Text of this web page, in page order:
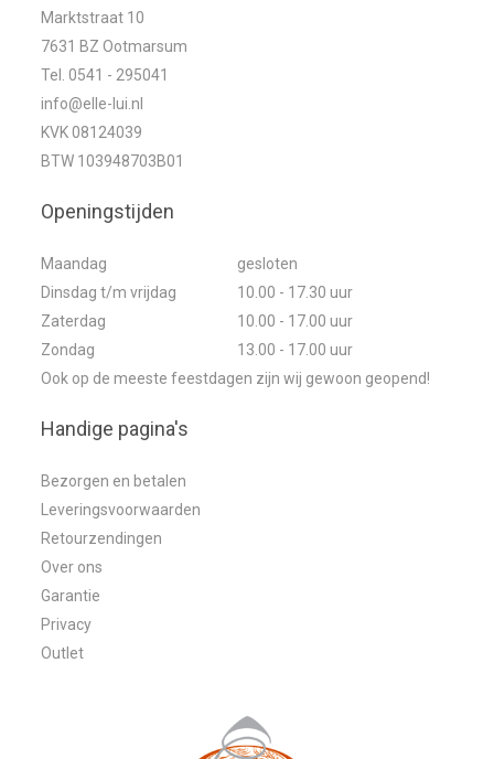
Marktstraat 10
7631 BZ Ootmarsum
Tel. 0541 - 295041
info@elle-lui.nl
KVK 08124039
BTW 103948703B01
Openingstijden
Maandag
gesloten
Dinsdag t/m vrijdag
10.00 - 17.30 uur
Zaterdag
10.00 - 17.00 uur
Zondag
13.00 - 17.00 uur
Ook op de meeste feestdagen zijn wij gewoon geopend!
Handige pagina's
Bezorgen en betalen
Leveringsvoorwaarden
Retourzendingen
Over ons
Garantie
Privacy
Outlet